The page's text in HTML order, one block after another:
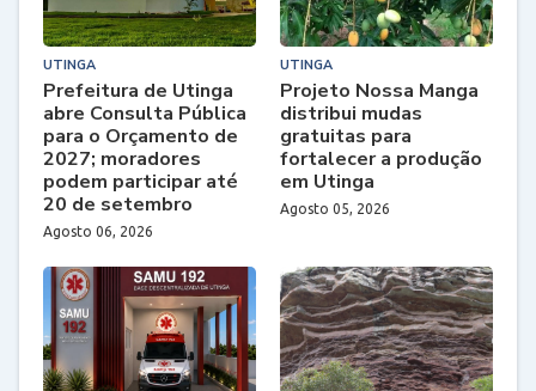
UTINGA
Prefeitura de Utinga
abre Consulta Pública
para o Orçamento de
2027; moradores
podem participar até
20 de setembro
Agosto 06, 2026
UTINGA
Projeto Nossa Manga
distribui mudas
gratuitas para
fortalecer a produção
em Utinga
Agosto 05, 2026